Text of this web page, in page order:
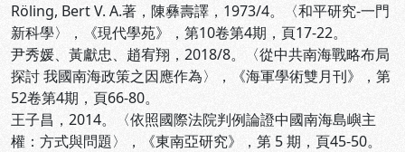
Röling, Bert V. A.著，陳彝壽譯，1973/4。〈和平研究-一門
新科學〉，《現代學苑》，第10卷第4期，頁17-22。
尹秀媛、黃獻忠、趙宥翔，2018/8。〈從中共南海戰略布局
探討 我國南海政策之因應作為〉，《海軍學術雙月刊》，第
52卷第4期，頁66-80。
王子昌，2014。〈依照國際法院判例論證中國南海島嶼主
權：方式與問題〉，《東南亞研究》，第 5 期，頁45-50。